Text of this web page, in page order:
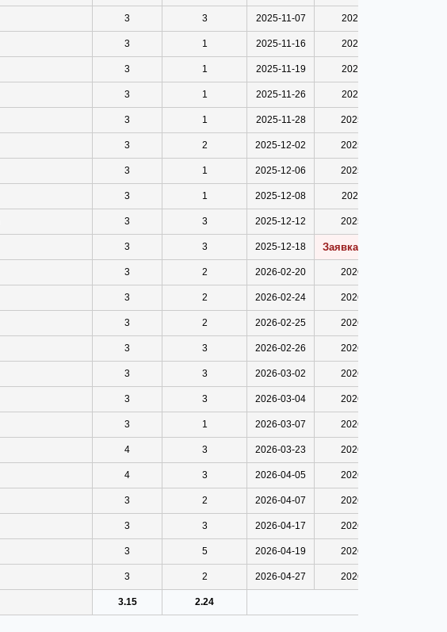
3 3 2025-11-07 2025-11-16
3 1 2025-11-16 2025-11-19
3 1 2025-11-19 2025-11-25
3 1 2025-11-26 2025-11-27
3 1 2025-11-28 2025-12-01
3 2 2025-12-02 2025-12-05
3 1 2025-12-06 2025-12-06
3 1 2025-12-08 2025-12-11
3 3 2025-12-12 2025-12-17
3 3 2025-12-18 Заявка отменена
3 2 2026-02-20 2026-02-23
3 2 2026-02-24 2026-02-25
3 2 2026-02-25 2026-02-26
3 3 2026-02-26 2026-03-01
3 3 2026-03-02 2026-03-04
3 3 2026-03-04 2026-03-07
3 1 2026-03-07 2026-03-08
4 3 2026-03-23 2026-04-01
4 3 2026-04-05 2026-04-16
3 2 2026-04-07 2026-04-18
3 3 2026-04-17 2026-04-27
3 5 2026-04-19 2026-05-10
3 2 2026-04-27 2026-05-02
3.15 2.24